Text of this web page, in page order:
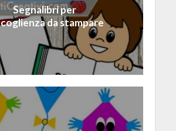
Segnalibri per
da stampare